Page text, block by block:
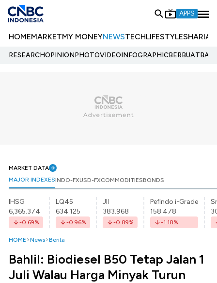
APPS
HOMEMARKETMY MONEYNEWSTECHLIFESTYLESHARIA
RESEARCHOPINIONPHOTOVIDEOINFOGRAPHIC
MARKET DATA
MAJOR INDEXESINDO-FXUSD-FXCOMMODITIESBONDS
IHSG
6,365.374
-0.69%
LQ45
634.125
-0.96%
JII
383.968
-0.89%
Pefindo i-Grade
158.478
-1.18%
HOME News Berita
Bahlil: Biodiesel B50 Tetap Jalan 1
Juli Walau Harga Minyak Turun